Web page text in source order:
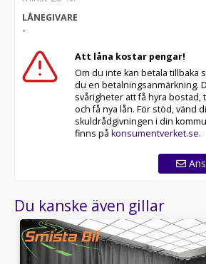
bilar, så utbudet uppdateras
chansen stor att du hittar en bil som
behov.
Varmt välkommen till Smista Bil i
ser fram emot att hjälpa dig hitta
Har du frågor om hemleverans,
tjänster? Tveka inte att kontakta
LÅNEGIVARE
-
Att låna kostar pengar!
Om du inte kan betala tillbaka
du en betalningsanmärkning.
svårigheter att få hyra bostad,
och få nya lån. För stöd, vänd
skuldrådgivningen i din
finns på konsumentverket.se.
Du kanske även gillar